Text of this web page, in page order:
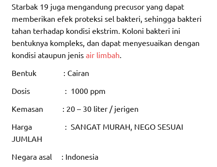
Starbak 19 juga mengandung precusor yang dapat
memberikan efek proteksi sel bakteri, sehingga bakteri
tahan terhadap kondisi ekstrim. Koloni bakteri ini
bentuknya kompleks, dan dapat menyesuaikan dengan
kondisi ataupun jenis air limbah
Bentuk : Cairan
Dosis : 1000 ppm
Kemasan : 20 – 30 liter / jerigen
Harga : SANGAT MURAH, NEGO SESUAI
JUMLAH
Negara asal : Indonesia